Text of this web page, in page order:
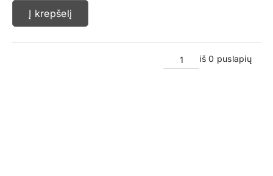
Į krepšelį
iš 0 puslapių